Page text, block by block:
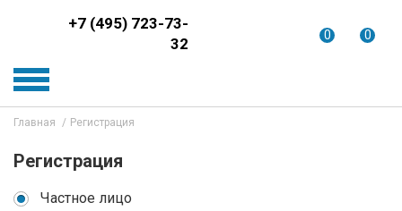
+7 (495) 723-73-
32
0 0
Главная Регистрация
Регистрация
Частное лицо